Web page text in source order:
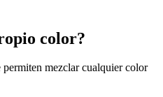
color?
permiten mezclar cualquier color